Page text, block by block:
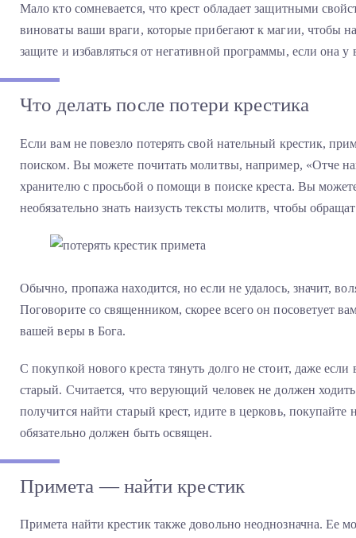
Мало кто сомневается, что крест обладает защитными
виноваты ваши враги, которые прибегают к магии, чтобы
защите и избавляться от негативной программы, если она у
Что делать после потери крестика
Если вам не повезло потерять свой нательный крестик,
поиском. Вы можете почитать молитвы, например, «Отче
хранителю с просьбой о помощи в поиске креста. Вы
необязательно знать наизусть тексты молитв, чтобы
Обычно, пропажа находится, но если не удалось, значит,
Поговорите со священником, скорее всего он посоветует
вашей веры в Бога.
С покупкой нового креста тянуть долго не стоит, даже если
старый. Считается, что верующий человек не должен
получится найти старый крест, идите в церковь,
обязательно должен быть освящен.
Примета — найти крестик
Примета найти крестик также довольно неоднозначна. Ее